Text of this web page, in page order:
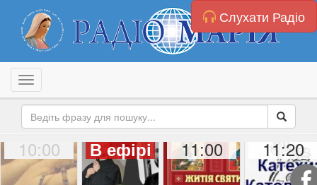
Слухати Радіо
Toggle navigation
10:00 В ефірі 11:00 11:20